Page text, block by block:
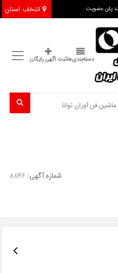
انتخاب استان پلن عضویت
دسته‌بندی‌هاثبت اگهی رایگان
فن آوران توانا
شماره آگهی: 8846